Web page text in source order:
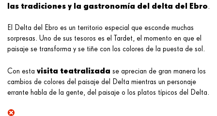
las tradiciones y la gastronomía del delta del Ebro.
El Delta del Ebro es un territorio especial que esconde muchas
sorpresas. Uno de sus tesoros es el Tardet, el momento en que el
paisaje se transforma y se tiñe con los colores de la puesta de sol.
Con esta visita teatralizada se aprecian de gran manera los
cambios de colores del paisaje del Delta mientras un personaje
errante habla de la gente, del paisaje o los platos típicos del Delta.